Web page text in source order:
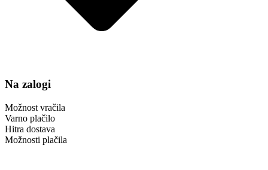
Na zalogi
Možnost vračila
Varno plačilo
Hitra dostava
Možnosti plačila